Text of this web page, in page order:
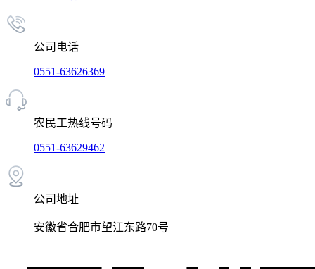
公司电话
0551-63626369
农民工热线号码
0551-63629462
公司地址
安徽省合肥市望江东路70号